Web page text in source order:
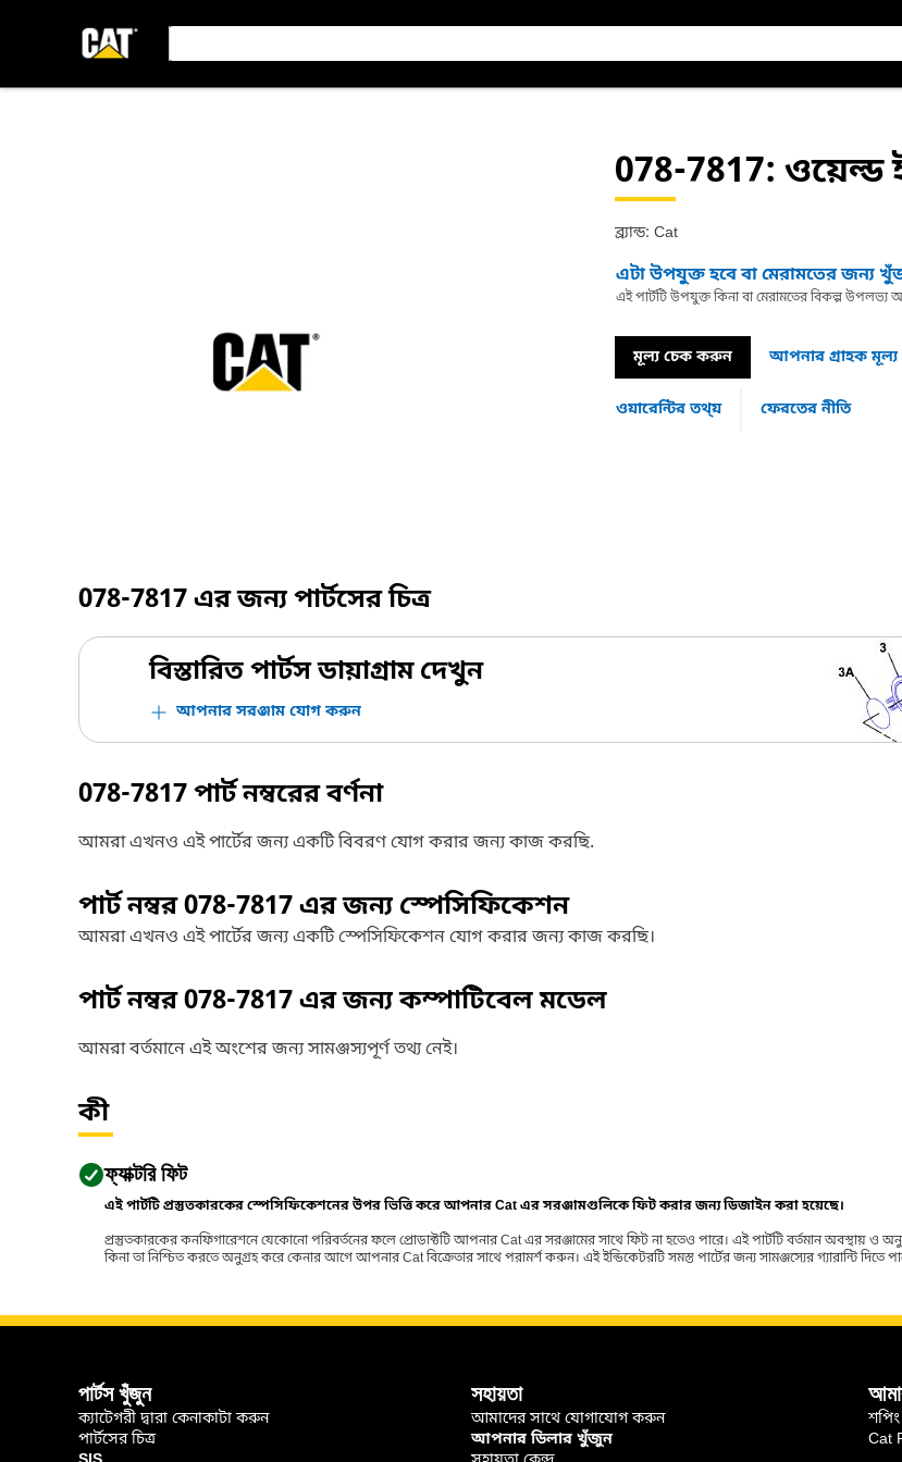
078-7817: ওয়েল্ড
ব্র্যান্ড: Cat
এটা উপযুক্ত হবে বা মেরামতের জন্য
এই পার্টটি উপযুক্ত কিনা বা মেরামতের বিকল্প
মূল্য চেক করুন আপনার গ্রাহক
ওয়ারেন্টির তথ্য় ফেরতের নীতি
078-7817এর জন্য পার্টসের চিত্র
বিস্তারিত পার্টস ডায়াগ্রাম দেখুন
আপনার সরঞ্জাম যোগ করুন
078-7817পার্ট নম্বরের বর্ণনা
আমরা এখনও এই পার্টের জন্য একটি বিবরণ যোগ করার জন্য কাজ করছি.
পার্ট নম্বর078-7817এর জন্য স্পেসিফিকেশন
আমরা এখনও এই পার্টের জন্য একটি স্পেসিফিকেশন যোগ করার জন্য কাজ করছি।
পার্ট নম্বর078-7817এর জন্য কম্পাটিবেল মডেল
আমরা বর্তমানে এই অংশের জন্য সামঞ্জস্যপূর্ণ তথ্য নেই।
কী
ফ্যাক্টরি ফিট
এই পার্টটি প্রস্তুতকারকের স্পেসিফিকেশনের উপর ভিত্তি করে আপনার Cat এর সরঞ্জামগুলিকে ফিট করার জন্য ডিজাইন করা হয়েছে।
প্রস্তুতকারকের কনফিগারেশনে যেকোনো পরিবর্তনের ফলে প্রোডাক্টটি আপনার Cat এর সরঞ্জামের সাথে ফিট না হতেও পারে। এই পার্টটি বর্তমান
কিনা তা নিশ্চিত করতে অনুগ্রহ করে কেনার আগে আপনার Cat বিক্রেতার সাথে পরামর্শ করুন। এই ইন্ডিকেটরটি সমস্ত পার্টের জন্য সামঞ্জস্যের গ্যারান্টি দিতে
পার্টস খুঁজুন
ক্যাটেগরী দ্বারা কেনাকাটা করুন
পার্টসের চিত্র
সহায়তা
আমাদের সাথে যোগাযোগ করুন
আপনার ডিলার খুঁজুন
শপিং
Cat